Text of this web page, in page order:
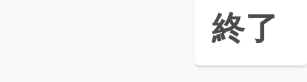
終了